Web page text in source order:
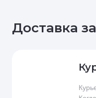
Доставка